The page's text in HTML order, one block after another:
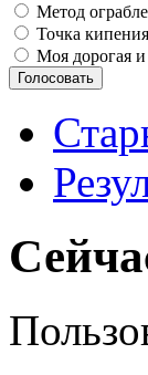
Метод
Точка
Моя дорогая